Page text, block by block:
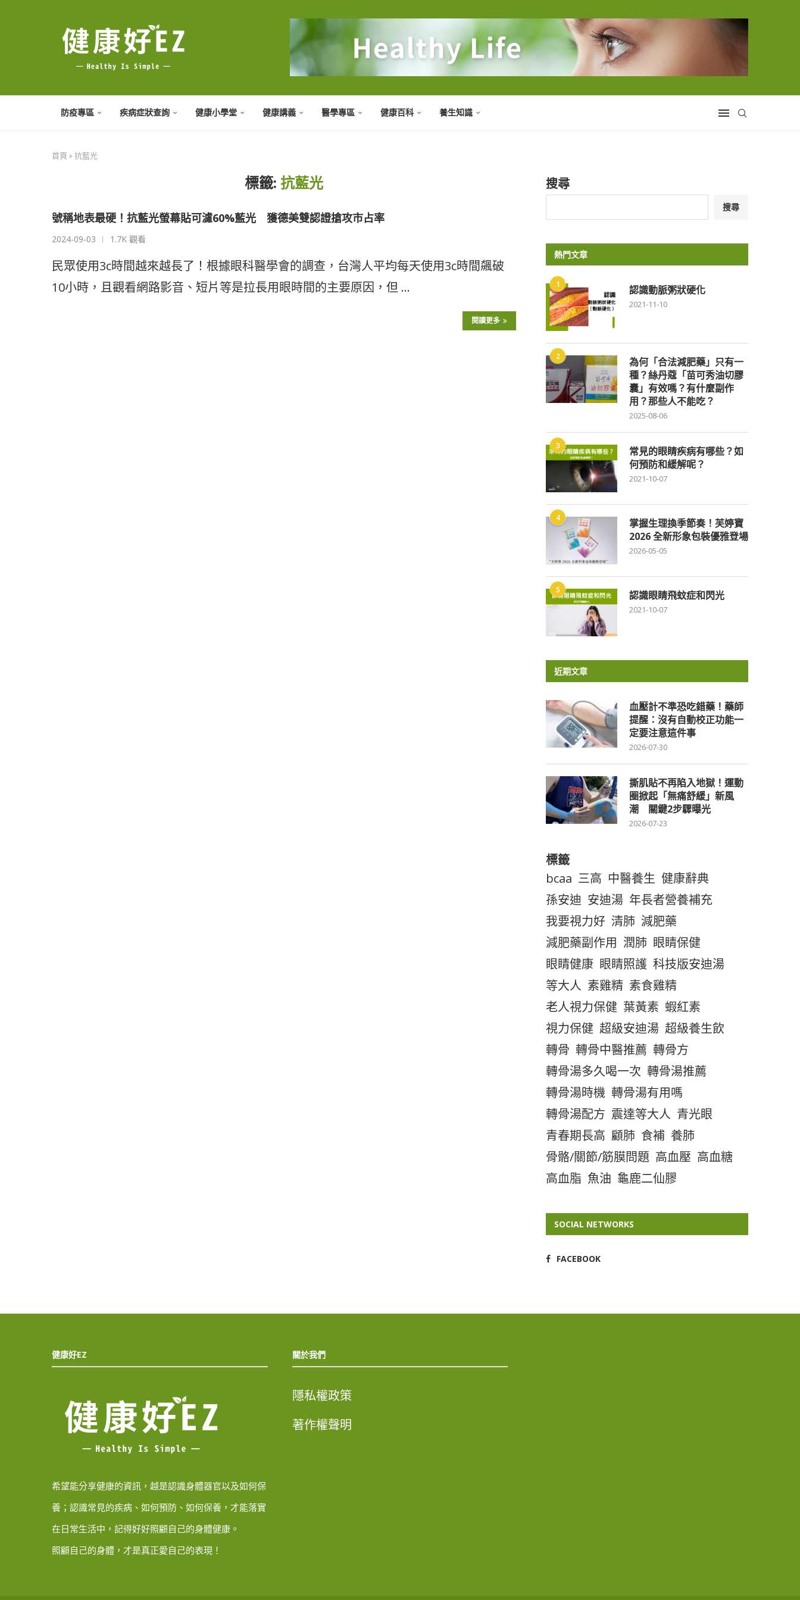
防疫專區 疾病症狀查詢 健康小學堂 健康講義 醫學專區 健康百科 養生知識
首頁 »抗藍光
標籤: 抗藍光
號稱地表最硬！抗藍光螢幕貼可濾60%藍光 獲德美雙認證搶攻市占率
2024-09-03 1.7K 觀看
民眾使用3c時間越來越長了！根據眼科醫學會的調查，台灣人平均每天使用3c時間飆破
10小時，且觀看網路影音、短片等是拉長用眼時間的主要原因，但 …
閱讀更多
搜尋
搜尋
熱門文章
1 認識動脈粥狀硬化
2021-11-10
2
為何「合法減肥藥」只有一
種？絲丹蔻「苗可秀油切膠
囊」有效嗎？有什麼副作
用？那些人不能吃？
2025-08-06
3
常見的眼睛疾病有哪些？如
何預防和緩解呢？
2021-10-07
4
掌握生理換季節奏！芙婷寶
2026 全新形象包裝優雅登場
2026-05-05
5 認識眼睛飛蚊症和閃光
2021-10-07
近期文章
血壓計不準恐吃錯藥！藥師
提醒：沒有自動校正功能一
定要注意這件事
2026-07-30
撕肌貼不再陷入地獄！運動
圈掀起「無痛舒緩」新風
潮 關鍵2步驟曝光
2026-07-23
標籤
bcaa 三高 中醫養生 健康辭典
孫安迪 安迪湯 年長者營養補充
我要視力好 清肺 減肥藥
減肥藥副作用 潤肺 眼睛保健
眼睛健康 眼睛照護 科技版安迪湯
等大人 素雞精 素食雞精
老人視力保健 葉黃素 蝦紅素
視力保健 超級安迪湯 超級養生飲
轉骨 轉骨中醫推薦 轉骨方
轉骨湯多久喝一次 轉骨湯推薦
轉骨湯時機 轉骨湯有用嗎
轉骨湯配方 震達等大人 青光眼
青春期長高 顧肺 食補 養肺
骨骼/關節/筋膜問題 高血壓 高血糖
高血脂 魚油 龜鹿二仙膠
SOCIAL NETWORKS
FACEBOOK
健康好EZ
希望能分享健康的資訊，越是認識身體器官以及如何保
養；認識常見的疾病、如何預防、如何保養，才能落實
在日常生活中，記得好好照顧自己的身體健康。
照顧自己的身體，才是真正愛自己的表現！
關於我們
隱私權政策
著作權聲明